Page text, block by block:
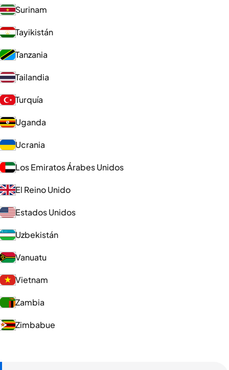
Surinam
Tayikistán
Tanzania
Tailandia
Turquía
Uganda
Ucrania
Los Emiratos Árabes Unidos
El Reino Unido
Estados Unidos
Uzbekistán
Vanuatu
Vietnam
Zambia
Zimbabue